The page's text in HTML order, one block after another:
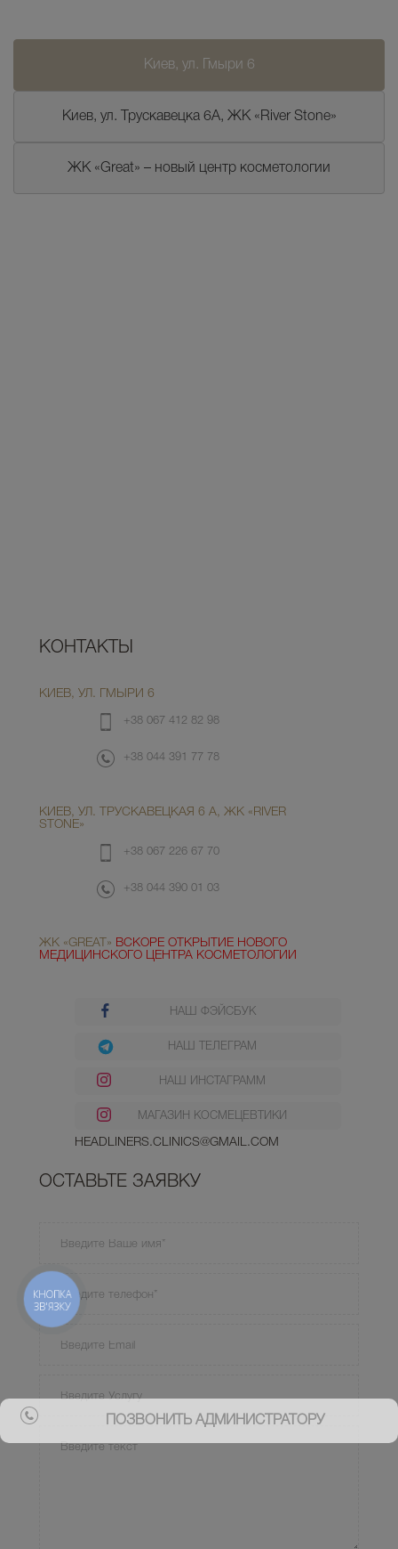
ПОЗВОНИТЬ АДМИНИСТРАТОРУ
Киев, ул. Гмыри 6
Киев, ул. Трускавецка 6А, ЖК «River Stone»
ЖК «Great» – новый центр косметологии
КОНТАКТЫ
КИЕВ, УЛ. ГМЫРИ 6
+38 067 412 82 98
+38 044 391 77 78
КИЕВ, УЛ. ТРУСКАВЕЦКАЯ 6 А, ЖК «RIVER
STONE»
+38 067 226 67 70
+38 044 390 01 03
ЖК «GREAT» ВСКОРЕ ОТКРЫТИЕ НОВОГО
МЕДИЦИНСКОГО ЦЕНТРА КОСМЕТОЛОГИИ
НАШ ФЭЙСБУК
НАШ ТЕЛЕГРАМ
НАШ ИНСТАГРАММ
МАГАЗИН КОСМЕЦЕВТИКИ
HEADLINERS.CLINICS@GMAIL.COM
ОСТАВЬТЕ ЗАЯВКУ
КНОПКА
ЗВ'ЯЗКУ